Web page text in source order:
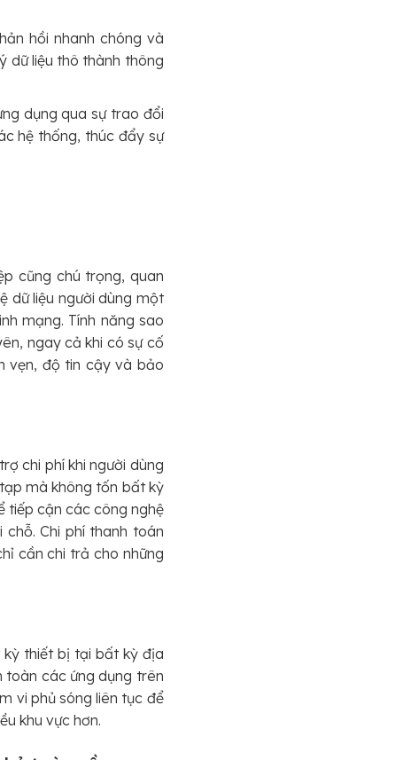
hồi nhanh chóng và
dữ liệu thô thành thông
dụng qua sự trao đổi
hệ thống, thúc đẩy sự
cũng chú trọng, quan
dữ liệu người dùng một
mạng. Tính năng sao
ngay cả khi có sự cố
vẹn, độ tin cậy và bảo
chi phí khi người dùng
mà không tốn bất kỳ
tiếp cận các công nghệ
Chi phí thanh toán
cần chi trả cho những
kỳ thiết bị tại bất kỳ địa
toàn các ứng dụng trên
vi phủ sóng liên tục để
khu vực hơn.